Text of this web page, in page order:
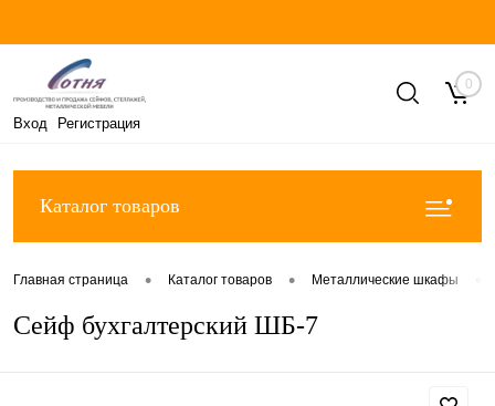
Вход Регистрация
0
Каталог товаров
Главная страница • Каталог товаров • Металлические шкафы
Сейф бухгалтерский ШБ-7